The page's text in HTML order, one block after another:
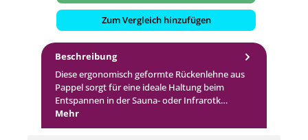
Zum Vergleich hinzufügen
Beschreibung
Diese ergonomisch geformte Rückenlehne aus
Pappel sorgt für eine ideale Haltung beim
Entspannen in der Sauna- oder Infrarotk…
Mehr